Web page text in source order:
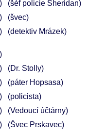
(šéf policie Sheridan)
(švec)
(detektiv Mrázek)
(Dr. Stolly)
(páter Hopsasa)
(policista)
(Vedoucí účtárny)
(Švec Prskavec)